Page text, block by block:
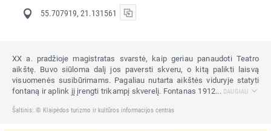
XX a. pradžioje magistratas svarstė, kaip geriau panaudoti Teatro
aikštę. Buvo siūloma dalį jos paversti skveru, o kitą palikti laisvą
visuomenės susibūrimams. Pagaliau nutarta aikštės viduryje statyti
fontaną ir aplink jį įrengti trikampį skverelį. Fontanas 1912... DAUGIAU
Šaltinis: © Klaipėdos turizmo ir kultūros informacijos centras
55.707919, 21.131561